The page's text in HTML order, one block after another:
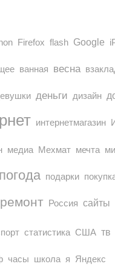
Firefox flash Google
ванная весна
деньги дизайн
интернетмагазин
медиа Мехмат мечта
погода подарки
ремонт Россия сайты
статистика США тв
часы школа я Яндекс